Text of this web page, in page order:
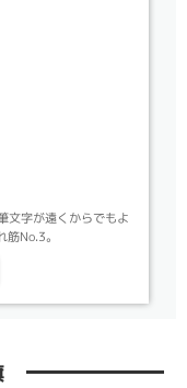
文字が遠くからでもよ
No.3。